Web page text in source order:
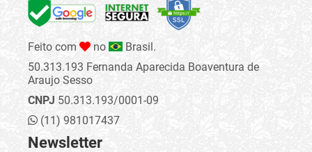
Feito com no
Brasil.
50.313.193 Fernanda Aparecida Boaventura de
Araujo Sesso
CNPJ50.313.193/0001-09
(11) 981017437
Newsletter